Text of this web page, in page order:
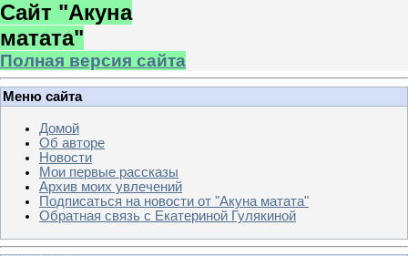
Сайт "Акуна
матата"
Полная версия сайта
Меню сайта
Домой
Об авторе
Новости
Мои первые рассказы
Архив моих увлечений
Подписаться на новости от "Акуна матата"
Обратная связь с Екатериной Гулякиной